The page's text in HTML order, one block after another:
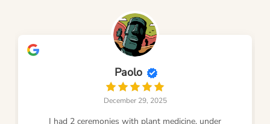
Paolo
December 29, 2025
I had 2 ceremonies with plant medicine, under